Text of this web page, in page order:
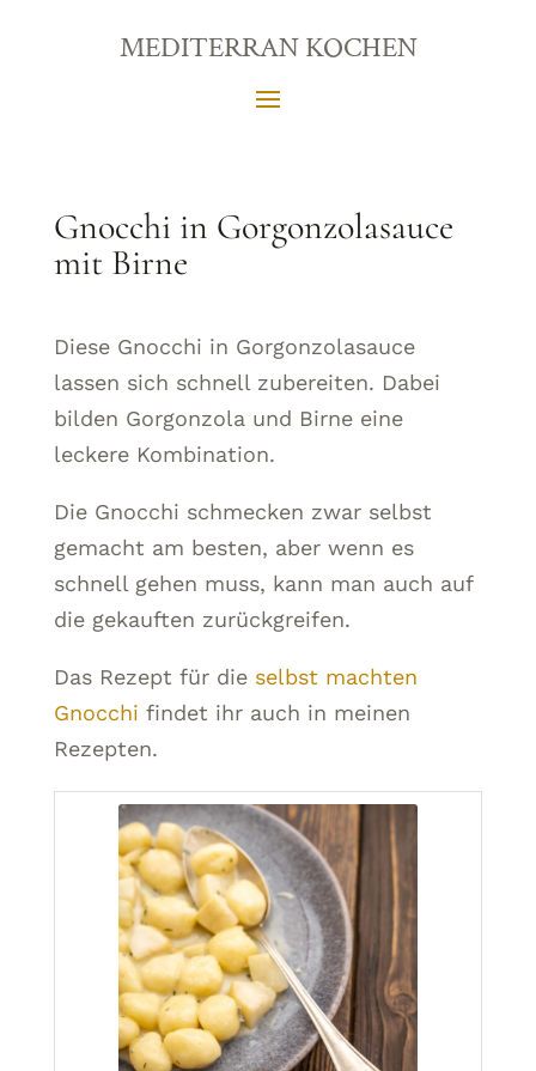
MEDITERRAN KOCHEN
Gnocchi in Gorgonzolasauce
mit Birne
Diese Gnocchi in Gorgonzolasauce
lassen sich schnell zubereiten. Dabei
bilden Gorgonzola und Birne eine
leckere Kombination.
Die Gnocchi schmecken zwar selbst
gemacht am besten, aber wenn es
schnell gehen muss, kann man auch auf
die gekauften zurückgreifen.
Das Rezept für die selbst machten
Gnocchi findet ihr auch in meinen
Rezepten.